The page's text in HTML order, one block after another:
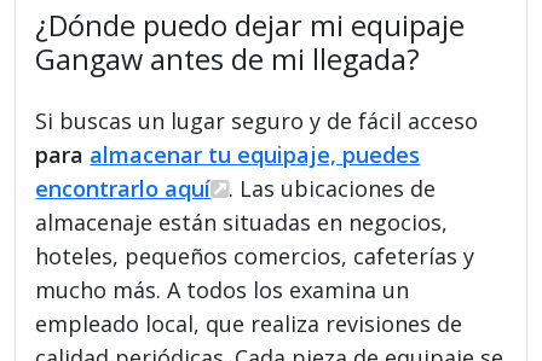
¿Dónde puedo dejar mi equipaje
Gangaw antes de mi llegada?
Si buscas un lugar seguro y de fácil acceso
para almacenar tu equipaje, puedes
encontrarlo aquí
. Las ubicaciones de
almacenaje están situadas en negocios,
hoteles, pequeños comercios, cafeterías y
mucho más. A todos los examina un
empleado local, que realiza revisiones de